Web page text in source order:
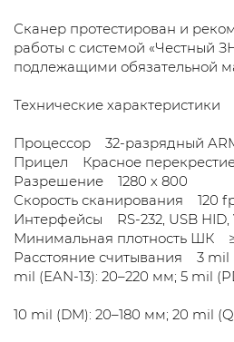
Сканер протестирован и
работы с системой «Честный
подлежащими обязательной
Технические характеристики
Процессор 32-разрядный
Прицел Красное
Разрешение 1280 х 800
Скорость сканирования 120
Интерфейсы RS-232, USB HID,
Минимальная плотность ШК
Расстояние считывания 3 mil
mil (EAN-13): 20–220 мм; 5 mil
10 mil (DM): 20–180 мм; 20 mil